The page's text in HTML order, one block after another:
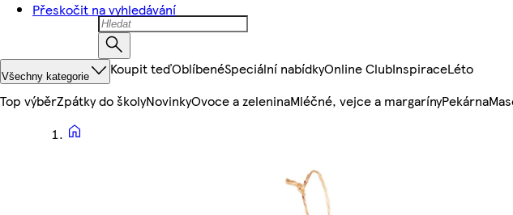
Přeskočit na vyhledávání
Všechny kategorie Koupit teďOblíbenéSpeciální nabídkyOnline ClubInspiraceLéto
Top výběrZpátky do školyNovinkyOvoce a zeleninaMléčné, vejce a margarínyPekárna